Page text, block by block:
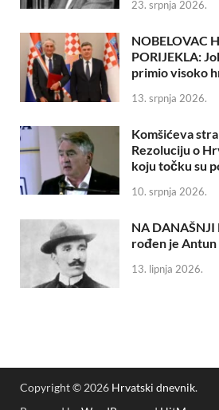
23. srpnja 2026.
NOBELOVAC
PORIJEKLA:
primio visoko
13. srpnja 2026.
Komšićeva
Rezoluciju o
koju točku su
10. srpnja 2026.
NA DANAŠNJI
rođen je
13. lipnja 2026.
Copyright © 2026 Hrvatski dnevnik.